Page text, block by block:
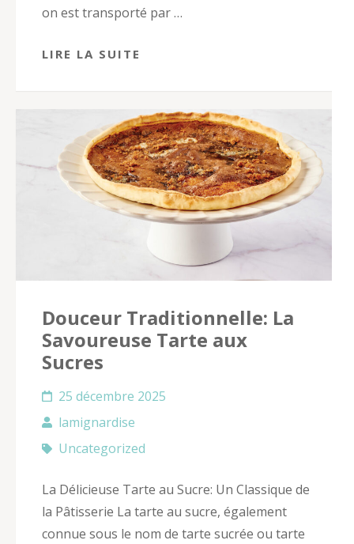
on est transporté par …
LIRE LA SUITE
Douceur Traditionnelle: La
Savoureuse Tarte aux
Sucres
25 décembre 2025
lamignardise
Uncategorized
La Délicieuse Tarte au Sucre: Un Classique de
la Pâtisserie La tarte au sucre, également
connue sous le nom de tarte sucrée ou tarte